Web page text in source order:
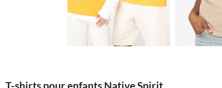
4.33€
T-shirts pour enfants Native Spirit